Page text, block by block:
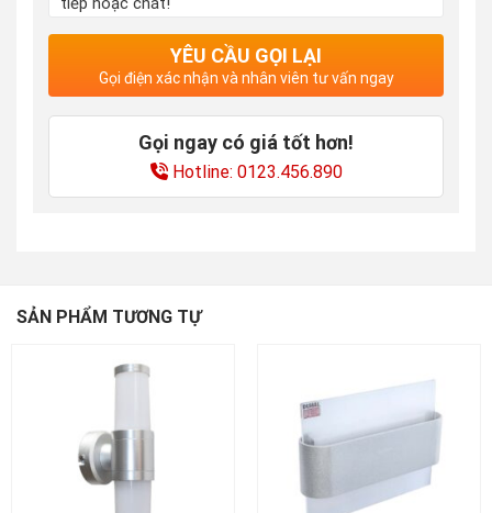
YÊU CẦU GỌI LẠI
Gọi điện xác nhận và nhân viên tư vấn ngay
Gọi ngay có giá tốt hơn!
Hotline: 0123.456.890
SẢN PHẨM TƯƠNG TỰ